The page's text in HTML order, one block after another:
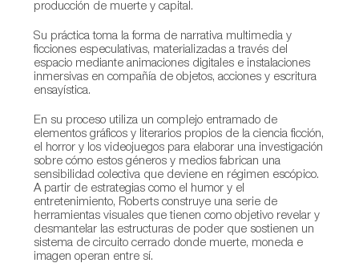
producción de muerte y capital.
Su práctica toma la forma de narrativa multimedia y
ficciones especulativas, materializadas a través del
espacio mediante animaciones digitales e instalaciones
inmersivas en compañía de objetos, acciones y escritura
ensayística.
En su proceso utiliza un complejo entramado de
elementos gráficos y literarios propios de la ciencia ficción,
el horror y los videojuegos para elaborar una investigación
sobre cómo estos géneros y medios fabrican una
sensibilidad colectiva que deviene en régimen escópico.
A partir de estrategias como el humor y el
entretenimiento, Roberts construye una serie de
herramientas visuales que tienen como objetivo revelar y
desmantelar las estructuras de poder que sostienen un
sistema de circuito cerrado donde muerte, moneda e
imagen operan entre sí.